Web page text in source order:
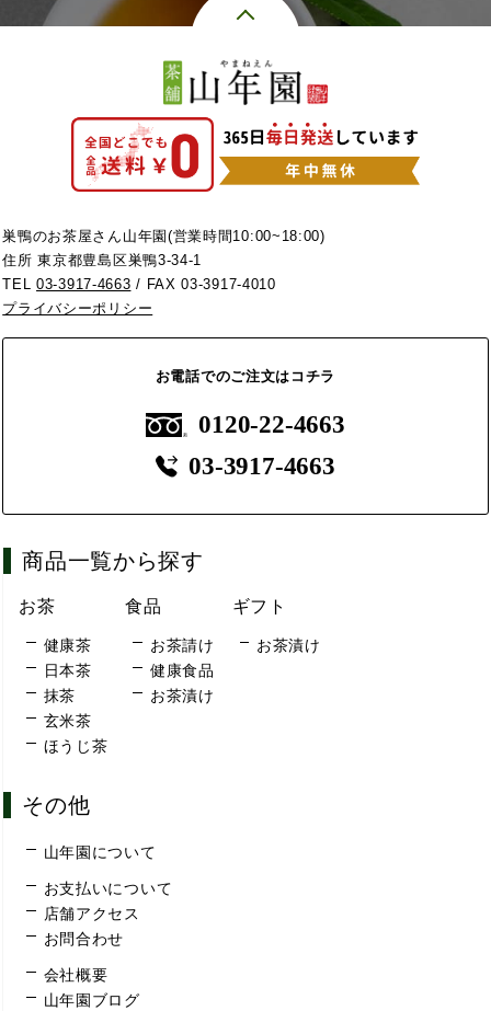
巣鴨のお茶屋さん山年園(営業時間10:00~18:00)
住所 東京都豊島区巣鴨3-34-1
TEL03-3917-4663 / FAX 03-3917-4010
プライバシーポリシー
お電話でのご注文はコチラ
0120-22-4663
03-3917-4663
商品一覧から探す
お茶
健康茶
日本茶
抹茶
玄米茶
ほうじ茶
食品
お茶請け
健康食品
お茶漬け
ギフト
お茶漬け
その他
山年園について
お支払いについて
店舗アクセス
お問合わせ
会社概要
山年園ブログ